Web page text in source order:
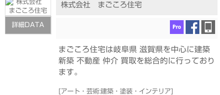
詳細DATA
株式会社 まごころ住宅
まごころ住宅は岐阜県 滋賀県を中心に建築
新築 不動産 仲介 買取を総合的に行っており
ます。
[アート・芸術:建築・塗装・インテリア]